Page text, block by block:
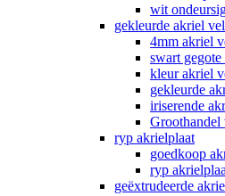
wit
gekleurde akriel
4mm akriel
swart
kleur akriel
gekleurde
iriserende
Groothandel
ryp akrielplaat
goedkoop
ryp
geëxtrudeerde